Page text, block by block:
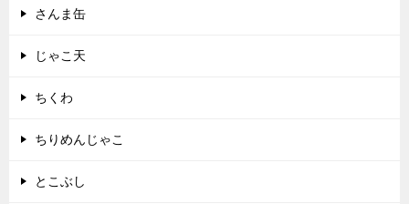
さんま缶
じゃこ天
ちくわ
ちりめんじゃこ
とこぶし